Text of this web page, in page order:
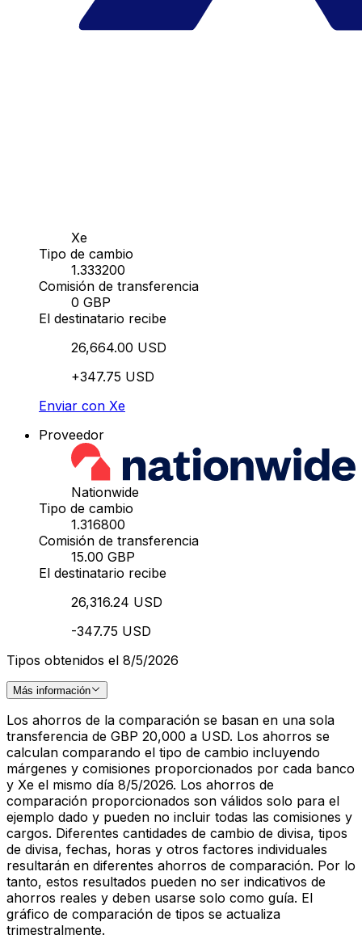
Xe
Tipo de cambio
1.333200
Comisión de transferencia
0 GBP
El destinatario recibe
26,664.00 USD
+347.75 USD
Enviar con Xe
Proveedor
Nationwide
Tipo de cambio
1.316800
Comisión de transferencia
15.00 GBP
El destinatario recibe
26,316.24 USD
-347.75 USD
Tipos obtenidos el 8/5/2026
Más información
Los ahorros de la comparación se basan en una sola
transferencia de GBP 20,000 a USD. Los ahorros se
calculan comparando el tipo de cambio incluyendo
márgenes y comisiones proporcionados por cada banco
y Xe el mismo día 8/5/2026. Los ahorros de
comparación proporcionados son válidos solo para el
ejemplo dado y pueden no incluir todas las comisiones y
cargos. Diferentes cantidades de cambio de divisa, tipos
de divisa, fechas, horas y otros factores individuales
resultarán en diferentes ahorros de comparación. Por lo
tanto, estos resultados pueden no ser indicativos de
ahorros reales y deben usarse solo como guía. El
gráfico de comparación de tipos se actualiza
trimestralmente.